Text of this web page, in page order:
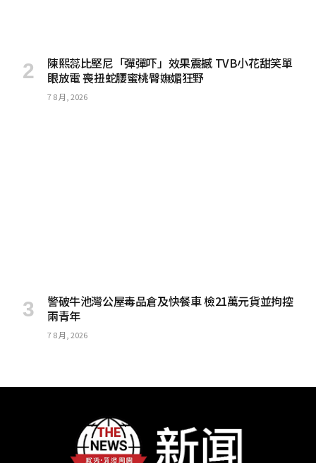
陳熙蕊比堅尼「彈彈吓」效果震撼 TVB小花甜笑單
眼放電 喪扭蛇腰蜜桃臀嫵媚狂野
7 8 月, 2026
警破牛池灣公屋毒品倉及快餐車 檢21萬元貨並拘控
兩青年
7 8 月, 2026